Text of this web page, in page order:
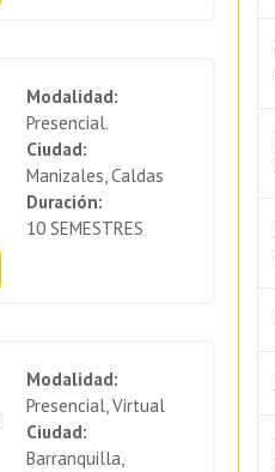
Modalidad:
Presencial.
Ciudad:
Manizales, Caldas
Duración:
10 SEMESTRES
Modalidad:
Presencial, Virtual
Ciudad:
Barranquilla,